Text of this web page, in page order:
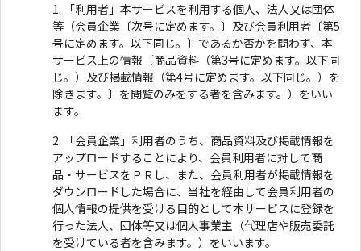
「利用者」本サービスを利用する個人、法人又は団体
等（会員企業〔次号に定めます。〕及び会員利用者〔第5
号に定めます。以下同じ。〕であるか否かを問わず、本
サービス上の情報〔商品資料（第3号に定めます。以下同
じ。）及び掲載情報（第4号に定めます。以下同じ。）を
除きます。〕を閲覧のみをする者を含みます。）をいい
ます。
「会員企業」利用者のうち、商品資料及び掲載情報を
アップロードすることにより、会員利用者に対して商
品・サービスをＰＲし、また、会員利用者が掲載情報を
ダウンロードした場合に、当社を経由して会員利用者の
個人情報の提供を受ける目的として本サービスに登録を
行った法人、団体等又は個人事業主（代理店や販売委託
を受けている者を含みます。）をいいます。